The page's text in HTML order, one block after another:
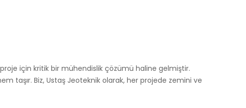
için kritik bir mühendislik çözümü haline gelmiştir.
taşır. Biz, Ustaş Jeoteknik olarak, her projede zemini ve